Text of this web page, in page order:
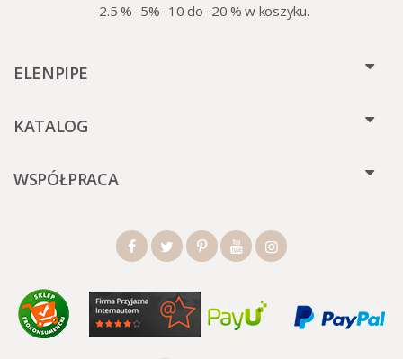
-2.5 % -5% -10 do -20 % w koszyku.
ELENPIPE
KATALOG
WSPÓŁPRACA